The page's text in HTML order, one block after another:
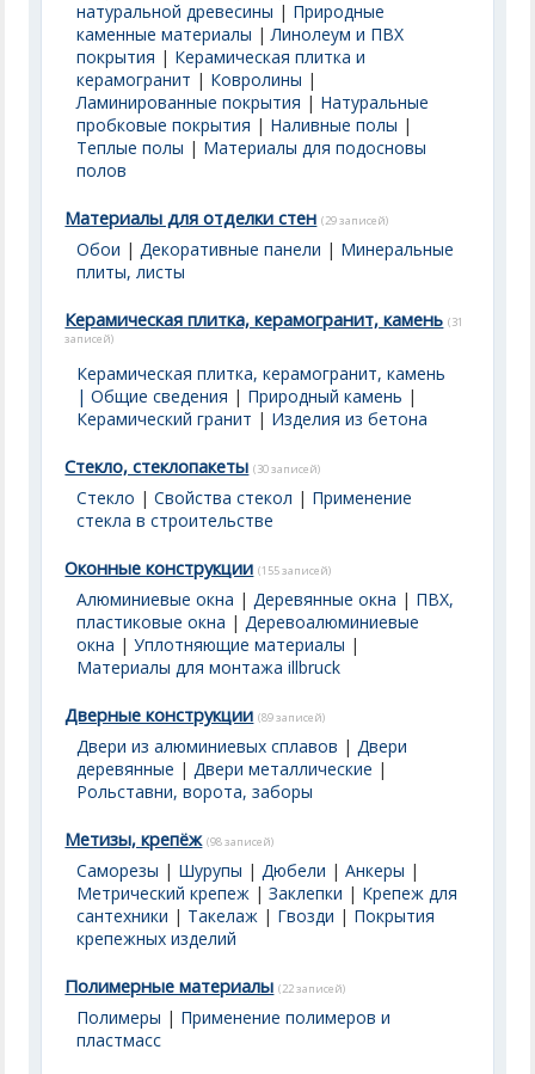
натуральной древесины | Природные
каменные материалы |Линолеум и ПВХ
покрытия | Керамическая плитка и
керамогранит | Ковролины |
Ламинированные покрытия | Натуральные
пробковые покрытия | Наливные полы |
Теплые полы | Материалы для подосновы
полов
Материалы для отделки стен (29 записей)
Обои |Декоративные панели | Минеральные
плиты, листы
Керамическая плитка, керамогранит, камень (31
записей)
Керамическая плитка, керамогранит, камень
| Общие сведения | Природный камень |
Керамический гранит | Изделия из бетона
Стекло, стеклопакеты (30 записей)
Стекло |Свойства стекол | Применение
стекла в строительстве
Оконные конструкции (155 записей)
Алюминиевые окна |Деревянные окна | ПВХ,
пластиковые окна |Деревоалюминиевые
окна |Уплотняющие материалы |
Материалы для монтажа illbruck
Дверные конструкции (89 записей)
Двери из алюминиевых сплавов |Двери
деревянные |Двери металлические |
Рольставни, ворота, заборы
Метизы, крепёж (98 записей)
Саморезы | Шурупы |Дюбели |Анкеры |
Метрический крепеж |Заклепки | Крепеж для
сантехники | Такелаж | Гвозди | Покрытия
крепежных изделий
Полимерные материалы (22 записей)
Полимеры | Применение полимеров и
пластмасс